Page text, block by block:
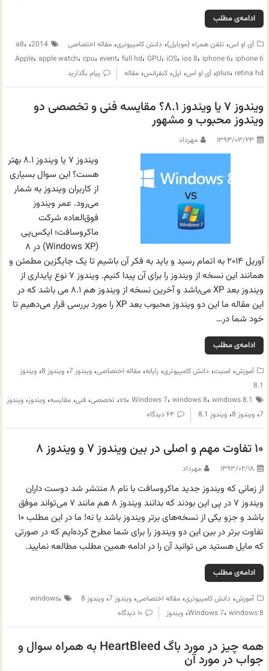
ادامه‌ی مطلب
آی او اس،تلفن همراه (موبایل)، دانش کامپیوتری،مقاله اختصاصی 2014، a8،
Apple، apple watch، cpu، event، full hd، GPU، iOS، ios 8، iphone 6، iphone 6
plus، retina hd ،آی او اس، اپل،کنفرانس،مقاله پیام بگذارید
ویندوز ۷ یا ویندوز ۸.۱؟ مقایسه فنی و تخصصی دو
ویندوز محبوب و مشهور
۱۳۹۳/۰۳/۲۳ مهرداد
ویندوز ۷ یا ویندوز ۸.۱ بهتر
هست؟ این سوال بسیاری
از کاربران ویندوز به شمار
می‌رود. عمر ویندوز
فوق‌العاده شرکت
ماکروسافت؛ ایکس‌پی
(Windows XP) در ۸
آوریل ۲۰۱۴ به اتمام رسید و باید به فکر آن باشیم تا یک جایگزین مطمئن و
همانند این نسخه از ویندوز را برای آن پیدا کنیم. ویندوز ۷ نوع پایداری از
ویندوز بعد XP می‌باشد و آخرین نسخه از ویندوز هم ۸.۱ می باشد که در
این مقاله ما این دو ویندوز محبوب بعد XP را مورد بررسی قرار می‌دهیم تا
خود شما در…
ادامه‌ی مطلب
آموزش، امنیت، دانش کامپیوتری،رایانه،مقاله اختصاصی،ویندوز 7 ،ویندوز 8 ،ویندوز
8.1
vs، Windows 7، windows 8، windows 8.1 ، تخصصی،فنی،مقایسه،ویندوز،ویندوز
7،ویندوز 8 ،ویندوز 8.1 ۶۴ دیدگاه
۱۰ تفاوت مهم و اصلی در بین ویندوز ۷ و ویندوز ۸
۱۳۹۳/۰۲/۱۸ مهرداد
از زمانی که ویندوز جدید ماکروسافت با نام ۸ منتشر شد دوست داران
ویندوز ۷ در پی این بودند که بدانند ویندوز ۸ هم مانند ۷ می‌تواند موفق
باشد و جزو یکی از نسخه‌های برتر ویندوز باشد یا نه! ما در این مطلب ۱۰
تفاوت برتر در بین این دو ویندوز را برای شما مطرح کرده‌ایم که در صورتی
که مایل هستید می توانید آن را در ادامه همین مطلب مطالعه نمایید.
ادامه‌ی مطلب
آموزش، دانش کامپیوتری،مقاله اختصاصی،ویندوز 7 ،ویندوز 8 windows،
Windows 7، windows 8 ،ویندوز ۱۰ دیدگاه
همه چیز در مورد باگ HeartBleed به همراه سوال و
جواب در مورد آن